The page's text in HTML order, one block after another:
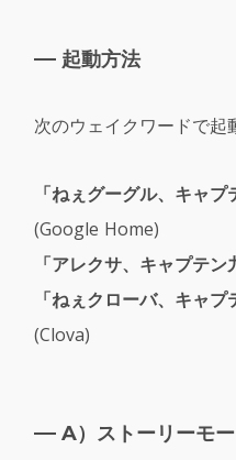
起動方法
次のウェイクワードで起
「ねぇグーグル、キャ
(Google Home)
「アレクサ、キャプテン
「ねぇクローバ、キャプ
(Clova)
A）ストーリーモ